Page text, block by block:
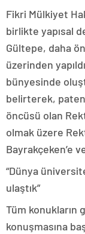
Fikri Mülkiyet
birlikte yapısal
Gültepe, daha
üzerinden
bünyesinde
belirterek,
öncüsü olan
olmak üzere
Bayrakçeken’e
“Dünya
ulaştık”
Tüm konukların
konuşmasına